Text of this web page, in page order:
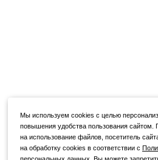
Мы используем cookies с целью
повышения удобства пользования сайтом.
на использование файлов, посетитель
на обработку cookies в соответствии с